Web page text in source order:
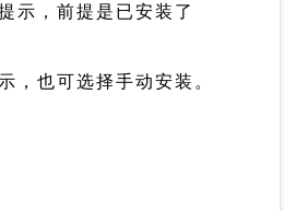
示，前提是已安装了
，也可选择手动安装。